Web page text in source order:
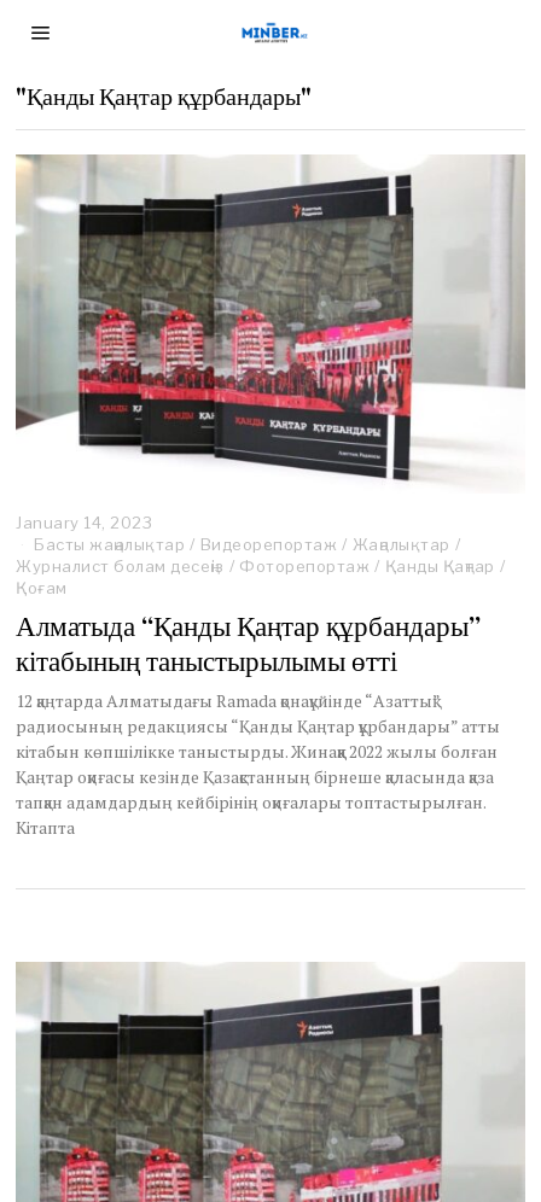
"Қанды Қаңтар құрбандары"
January 14, 2023
Басты жаңалықтар / Видеорепортаж / Жаңалықтар /
Журналист болам десеңіз / Фоторепортаж / Қанды Қаңтар /
Қоғам
Алматыда “Қанды Қаңтар құрбандары”
кітабының таныстырылымы өтті
12 қаңтарда Алматыдағы Ramada қонақүйінде “Азаттық”
радиосының редакциясы “Қанды Қаңтар құрбандары” атты
кітабын көпшілікке таныстырды. Жинаққа 2022 жылы болған
Қаңтар оқиғасы кезінде Қазақстанның бірнеше қаласында қаза
тапқан адамдардың кейбірінің оқиғалары топтастырылған.
Кітапта